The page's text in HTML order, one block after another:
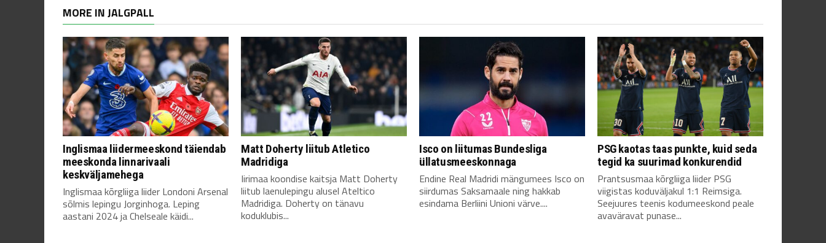
MORE IN JALGPALL
Inglismaa liidermeeskond täiendab
meeskonda linnarivaali
keskväljamehega
Inglismaa kõrgliiga liider Londoni Arsenal
sõlmis lepingu Jorginhoga. Leping
aastani 2024 ja Chelseale käidi...
Matt Doherty liitub Atletico
Madridiga
Iirimaa koondise kaitsja Matt Doherty
liitub laenulepingu alusel Ateltico
Madridiga. Doherty on tänavu
koduklubis...
Isco on liitumas Bundesliga
üllatusmeeskonnaga
Endine Real Madridi mängumees Isco on
siirdumas Saksamaale ning hakkab
esindama Berliini Unioni värve....
PSG kaotas taas punkte, kuid seda
tegid ka suurimad konkurendid
Prantsusmaa kõrgliiga liider PSG
viigistas koduväljakul 1:1 Reimsiga.
Seejuures teenis kodumeeskond peale
avaväravat punase...